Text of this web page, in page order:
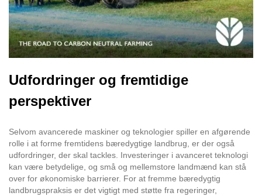
Udfordringer og fremtidige
perspektiver
Selvom avancerede maskiner og teknologier spiller en afgørende
rolle i at forme fremtidens bæredygtige landbrug, er der også
udfordringer, der skal tackles. Investeringer i avanceret teknologi
kan være betydelige, og små og mellemstore landmænd kan stå
over for økonomiske barrierer. For at fremme bæredygtig
landbrugspraksis er det vigtigt med støtte fra regeringer,